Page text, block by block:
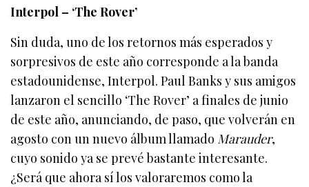
Interpol – ‘The Rover’
Sin duda, uno de los retornos más esperados y
sorpresivos de este año corresponde a la banda
estadounidense, Interpol. Paul Banks y sus amigos
lanzaron el sencillo ‘The Rover’ a finales de junio
de este año, anunciando, de paso, que volverán en
agosto con un nuevo álbum llamado Marauder,
cuyo sonido ya se prevé bastante interesante.
¿Será que ahora sí los valoraremos como la